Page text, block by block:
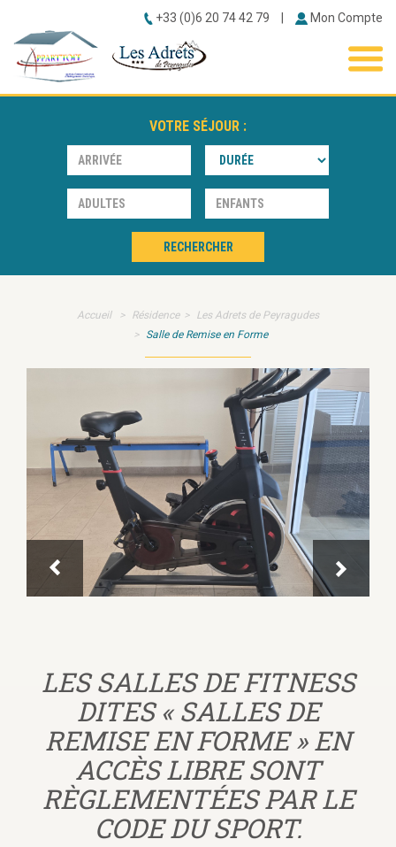
+33 (0)6 20 74 42 79 Mon Compte
ACCUEIL
BONS PLANS
RÉSIDENCES
STATION
CONTACT
VOTRE SÉJOUR :
RECHERCHER
Accueil Résidence
Les Adrets de Peyragudes
Salle de Remise en Forme
LES SALLES DE FITNESS
DITES « SALLES DE
REMISE EN FORME » EN
ACCÈS LIBRE SONT
RÈGLEMENTÉES PAR LE
CODE DU SPORT.